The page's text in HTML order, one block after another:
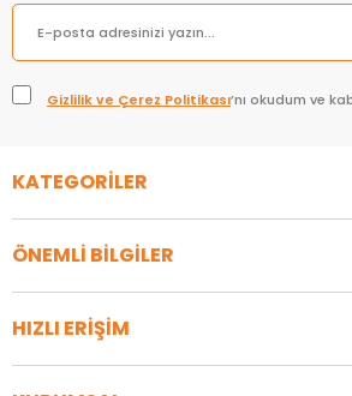
Gizlilik ve Çerez Politikası’nı okudum ve
KATEGORİLER
ÖNEMLİ BİLGİLER
HIZLI ERİŞİM